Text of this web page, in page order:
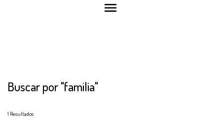
menu
Buscar por"familia"
1 Resultados